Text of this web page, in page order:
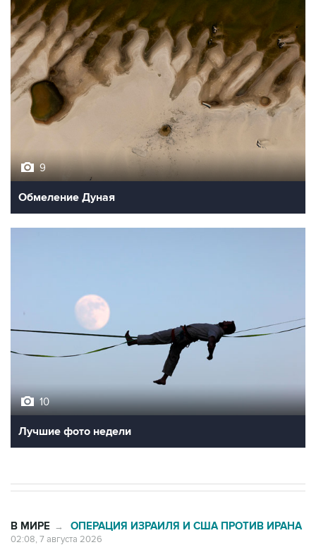
9
Обмеление Дуная
10
Лучшие фото недели
В МИРЕ → ОПЕРАЦИЯ ИЗРАИЛЯ И США ПРОТИВ ИРАНА
02:08, 7 августа 2026